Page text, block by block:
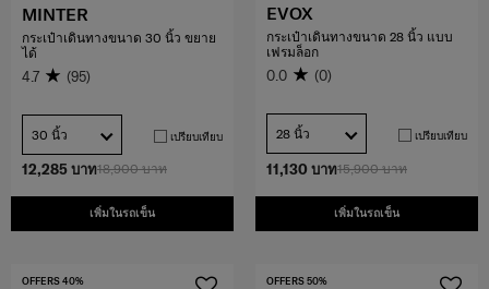
18,900 บาท
12,285 บาท
เพิ่มในรถเข็น
MINTER
กระเป๋าเดินทางขนาด 30 นิ้ว ขยาย
ได้
4.7 (95)
30 นิ้ว เปรียบเทียบ
15,900 บาท
11,130 บาท
เพิ่มในรถเข็น
EVOX
กระเป๋าเดินทางขนาด 28 นิ้ว แบบ
เฟรมล็อก
0.0 (0)
28 นิ้ว เปรียบเทียบ
OFFERS 40% OFFERS 50%